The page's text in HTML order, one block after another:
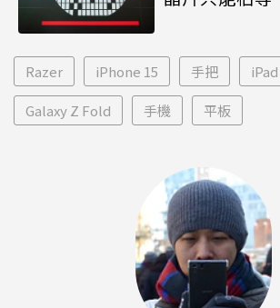
Razer iPhone 15 手把
Galaxy Z Fold 手機 平板